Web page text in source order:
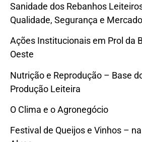
Sanidade dos Rebanhos
Qualidade, Segurança e Mercado
Ações Institucionais em Prol da
Oeste
Nutrição e Reprodução – Base
Produção Leiteira
O Clima e o Agronegócio
Festival de Queijos e Vinhos –